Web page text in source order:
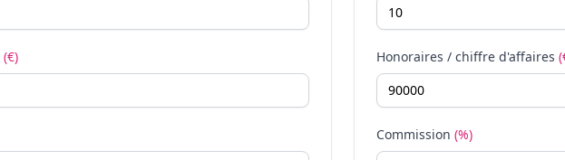
(€) Honoraires / chiffre d'affaires
Commission (%)